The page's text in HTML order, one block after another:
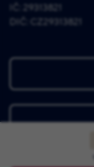
IČ: 29313821
DIČ: CZ29313821